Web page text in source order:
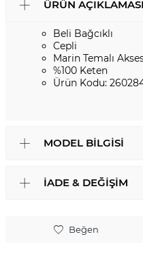
Beğen
ÜRÜN AÇIKLAMASI
Beli Bağcıklı
Cepli
Marin Temalı
%100 Keten
Ürün Kodu:
MODEL BILGISI
İADE & DEĞIŞIM